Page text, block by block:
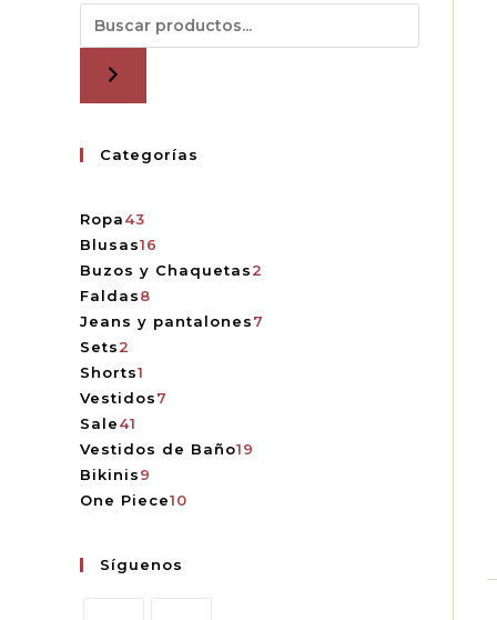
Categorías
Ropa43
Blusas16
Buzos y Chaquetas2
Faldas8
Jeans y pantalones7
Sets2
Shorts1
Vestidos7
Sale41
Vestidos de Baño19
Bikinis9
One Piece10
Síguenos